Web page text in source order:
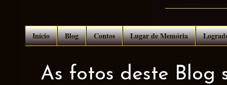
Início Blog Contos Lugar de Memória
As fotos deste Blog